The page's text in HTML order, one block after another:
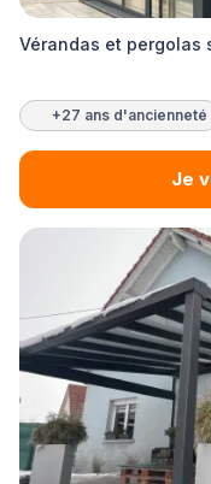
Vérandas et pergolas
+27 ans d'ancienneté
Je